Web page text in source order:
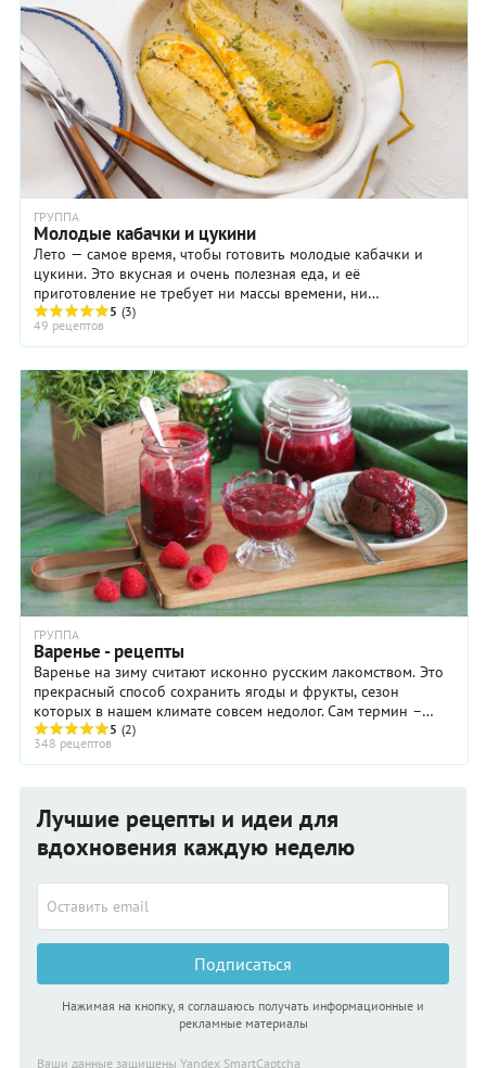
ГРУППА
Молодые кабачки и цукини
Лето — самое время, чтобы готовить молодые кабачки и
цукини. Это вкусная и очень полезная еда, и её
приготовление не требует ни массы времени, ни
5 (3)
49 рецептов
ГРУППА
Варенье - рецепты
Варенье на зиму считают исконно русским лакомством. Это
прекрасный способ сохранить ягоды и фрукты, сезон
которых в нашем климате совсем недолог. Сам термин –
варенье – подсказывает, как это сделать. ...
5 (2)
348 рецептов
Лучшие рецепты и идеи для
вдохновения каждую неделю
Подписаться
Нажимая на кнопку, я соглашаюсь получать информационные и
рекламные материалы
Ваши данные защищены Yandex SmartCaptcha